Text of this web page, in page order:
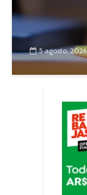
5 agosto, 2026